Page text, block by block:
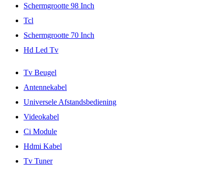
Schermgrootte 98 Inch
Tcl
Schermgrootte 70 Inch
Hd Led Tv
Tv Beugel
Antennekabel
Universele Afstandsbediening
Videokabel
Ci Module
Hdmi Kabel
Tv Tuner